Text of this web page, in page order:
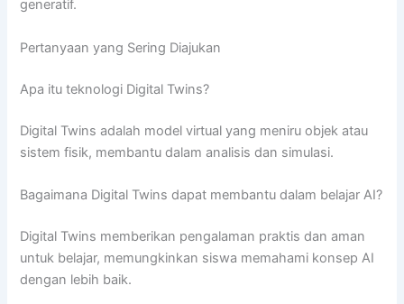
generatif.
Pertanyaan yang Sering Diajukan
Apa itu teknologi Digital Twins?
Digital Twins adalah model virtual yang meniru objek atau
sistem fisik, membantu dalam analisis dan simulasi.
Bagaimana Digital Twins dapat membantu dalam belajar AI?
Digital Twins memberikan pengalaman praktis dan aman
untuk belajar, memungkinkan siswa memahami konsep AI
dengan lebih baik.